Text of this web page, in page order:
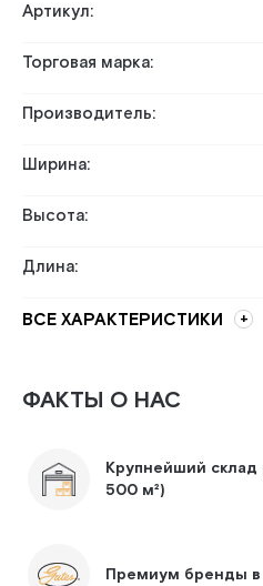
Артикул:
Торговая марка:
Производитель:
Ширина:
Высота:
Длина:
ВСЕ ХАРАКТЕРИСТИКИ
ФАКТЫ О НАС
Крупнейший
500 м²)
Премиум бренды в